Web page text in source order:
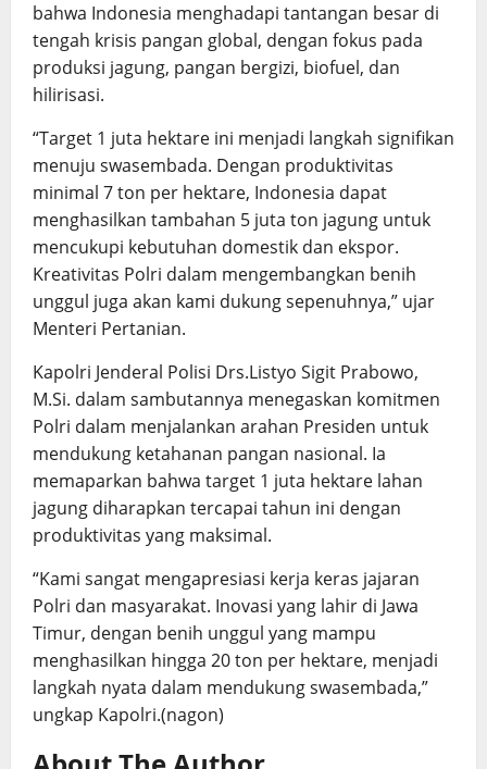
bahwa Indonesia menghadapi tantangan besar di
tengah krisis pangan global, dengan fokus pada
produksi jagung, pangan bergizi, biofuel, dan
hilirisasi.
“Target 1 juta hektare ini menjadi langkah signifikan
menuju swasembada. Dengan produktivitas
minimal 7 ton per hektare, Indonesia dapat
menghasilkan tambahan 5 juta ton jagung untuk
mencukupi kebutuhan domestik dan ekspor.
Kreativitas Polri dalam mengembangkan benih
unggul juga akan kami dukung sepenuhnya,” ujar
Menteri Pertanian.
Kapolri Jenderal Polisi Drs.Listyo Sigit Prabowo,
M.Si. dalam sambutannya menegaskan komitmen
Polri dalam menjalankan arahan Presiden untuk
mendukung ketahanan pangan nasional. Ia
memaparkan bahwa target 1 juta hektare lahan
jagung diharapkan tercapai tahun ini dengan
produktivitas yang maksimal.
“Kami sangat mengapresiasi kerja keras jajaran
Polri dan masyarakat. Inovasi yang lahir di Jawa
Timur, dengan benih unggul yang mampu
menghasilkan hingga 20 ton per hektare, menjadi
langkah nyata dalam mendukung swasembada,”
ungkap Kapolri.(nagon)